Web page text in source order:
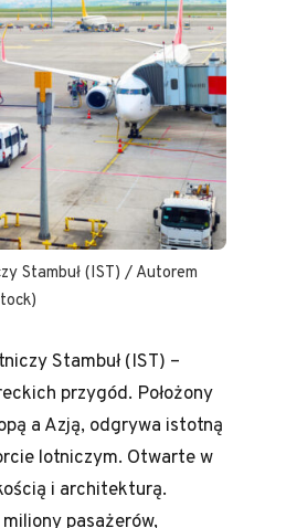
Stambuł (IST) / Autorem
Stambuł (IST) –
przygód. Położony
a Azją, odgrywa istotną
lotniczym. Otwarte w
i architekturą.
pasażerów,